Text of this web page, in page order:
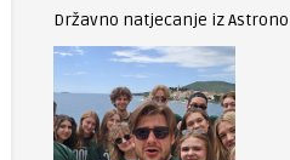
Državno natjecanje iz